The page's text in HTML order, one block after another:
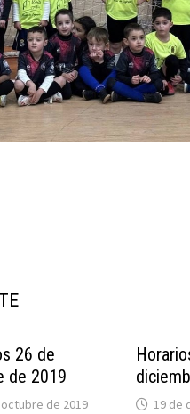
26 de
de 2019
de 2019
19 de